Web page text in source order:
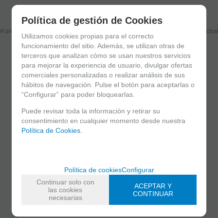
Suscríbete y disfruta de ventajas y exclusivas
primero en recibir las novedades y disfruta de descuentos y promociones
He leído y acepto elenvío de publicidad
Viento metal
Política de gestión de Cookies
Utilizamos cookies propias para el correcto
funcionamiento del sitio. Además, se utilizan otras de
terceros que analizan cómo se usan nuestros servicios
para mejorar la experiencia de usuario, divulgar ofertas
comerciales personalizadas o realizar análisis de sus
hábitos de navegación. Pulse el botón para aceptarlas o
“Configurar” para poder bloquearlas.
Puede revisar toda la información y retirar su
consentimiento en cualquier momento desde nuestra
Política de Cookies.
Política de cookiesConfigurar
Continuar solo con
las cookies
necesarias
ACEPTAR Y
CONTINUAR